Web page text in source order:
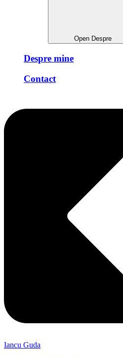
Open Despre
Despre mine
Contact
Iancu Guda